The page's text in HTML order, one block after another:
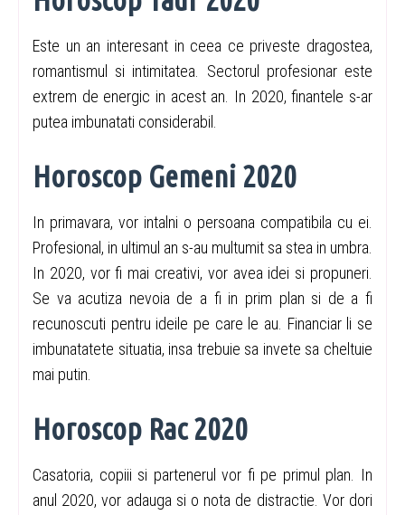
Este un an interesant in ceea ce priveste dragostea,
romantismul si intimitatea. Sectorul profesionar este
extrem de energic in acest an. In 2020, finantele s-ar
putea imbunatati considerabil.
Horoscop Gemeni 2020
In primavara, vor intalni o persoana compatibila cu ei.
Profesional, in ultimul an s-au multumit sa stea in umbra.
In 2020, vor fi mai creativi, vor avea idei si propuneri.
Se va acutiza nevoia de a fi in prim plan si de a fi
recunoscuti pentru ideile pe care le au. Financiar li se
imbunatatete situatia, insa trebuie sa invete sa cheltuie
mai putin.
Horoscop Rac 2020
Casatoria, copiii si partenerul vor fi pe primul plan. In
anul 2020, vor adauga si o nota de distractie. Vor dori